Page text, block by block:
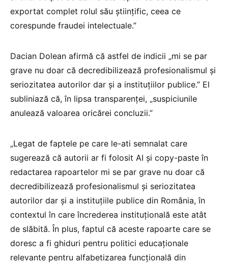
exportat complet rolul său științific, ceea ce
corespunde fraudei intelectuale.”
Dacian Dolean afirmă că astfel de indicii „mi se par
grave nu doar că decredibilizează profesionalismul și
seriozitatea autorilor dar și a instituțiilor publice.” El
subliniază că, în lipsa transparenței, „suspiciunile
anulează valoarea oricărei concluzii.”
„Legat de faptele pe care le-ati semnalat care
sugerează că autorii ar fi folosit AI și copy-paste în
redactarea rapoartelor mi se par grave nu doar că
decredibilizează profesionalismul și seriozitatea
autorilor dar și a instituțiile publice din România, în
contextul în care încrederea instituțională este atât
de slăbită. În plus, faptul că aceste rapoarte care se
doresc a fi ghiduri pentru politici educaționale
relevante pentru alfabetizarea funcțională din